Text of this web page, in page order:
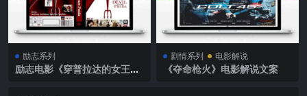
励志系列
励志电影《穿普拉达的女王》
剧情系列 电影解说
《夺命枪火》电影解说文案